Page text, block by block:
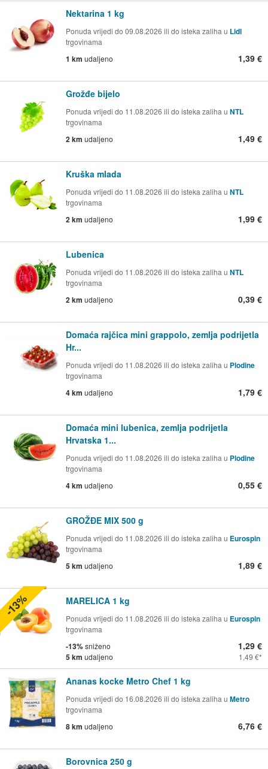
Nektarina 1 kg
Ponuda vrijedi do 09.08.2026 ili do isteka zaliha u Lidl
trgovinama
1 km udaljeno 1,39 €
Grožđe bijelo
Ponuda vrijedi do 11.08.2026 ili do isteka zaliha u NTL
trgovinama
2 km udaljeno 1,49 €
Kruška mlada
Ponuda vrijedi do 11.08.2026 ili do isteka zaliha u NTL
trgovinama
2 km udaljeno 1,99 €
Lubenica
Ponuda vrijedi do 11.08.2026 ili do isteka zaliha u NTL
trgovinama
2 km udaljeno 0,39 €
Domaća rajčica mini grappolo, zemlja podrijetla
Hr...
Ponuda vrijedi do 11.08.2026 ili do isteka zaliha u Plodine
trgovinama
4 km udaljeno 1,79 €
Domaća mini lubenica, zemlja podrijetla
Hrvatska 1...
Ponuda vrijedi do 11.08.2026 ili do isteka zaliha u Plodine
trgovinama
4 km udaljeno 0,55 €
GROŽĐE MIX 500 g
Ponuda vrijedi do 11.08.2026 ili do isteka zaliha u Eurospin
trgovinama
5 km udaljeno 1,89 €
MARELICA 1 kg
Ponuda vrijedi do 11.08.2026 ili do isteka zaliha u Eurospin
trgovinama
-13%sniženo
5 km udaljeno
1,29 €
1,49 €
-13%
Ananas kocke Metro Chef 1 kg
Ponuda vrijedi do 16.08.2026 ili do isteka zaliha u Metro
trgovinama
8 km udaljeno 6,76 €
Borovnica 250 g